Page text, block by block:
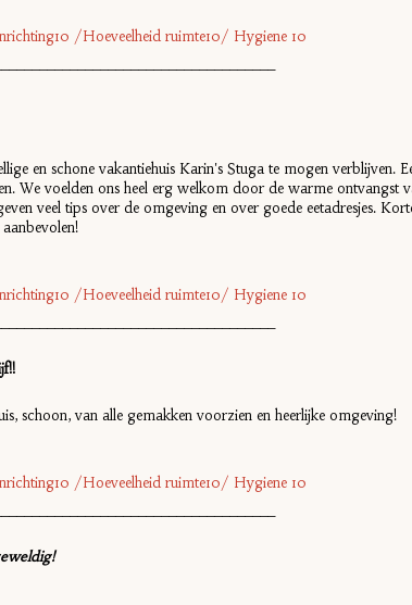
/Hoeveelheid ruimte10/ Hygiene 10
en schone vakantiehuis Karin's Stuga te mogen verblijven.
We voelden ons heel erg welkom door de warme ontvangst
veel tips over de omgeving en over goede eetadresjes.
/Hoeveelheid ruimte10/ Hygiene 10
schoon, van alle gemakken voorzien en heerlijke omgeving!
/Hoeveelheid ruimte10/ Hygiene 10